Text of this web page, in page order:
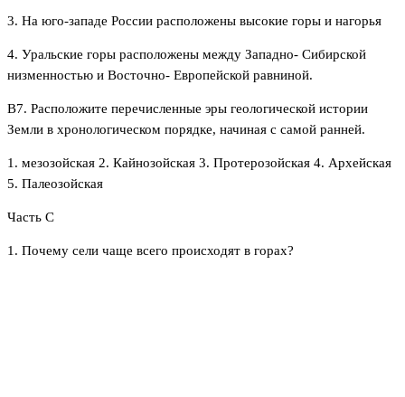
3. На юго-западе России расположены высокие горы и нагорья
4. Уральские горы расположены между Западно- Сибирской
низменностью и Восточно- Европейской равниной.
В7. Расположите перечисленные эры геологической истории
Земли в хронологическом порядке, начиная с самой ранней.
1. мезозойская 2. Кайнозойская 3. Протерозойская 4. Архейская
5. Палеозойская
Часть С
1. Почему сели чаще всего происходят в горах?